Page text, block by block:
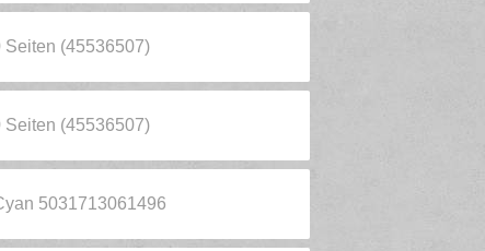
Seiten (45536507)
Seiten (45536507)
5031713061496